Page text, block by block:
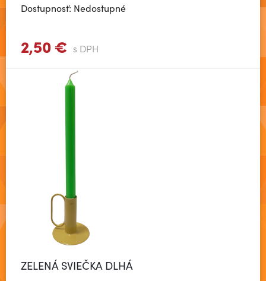
Dostupnosť: Nedostupné
2,50 € s DPHZobraziť viac
ZELENÁ SVIEČKA DLHÁ